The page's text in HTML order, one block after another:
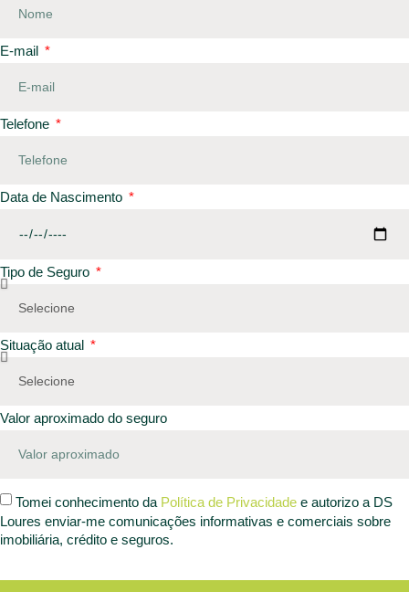
E-mail
Telefone
Data de Nascimento
Tipo de Seguro
Situação atual
Valor aproximado do seguro
Tomei conhecimento da Política de Privacidade e autorizo a DS
Loures enviar-me comunicações informativas e comerciais sobre
imobiliária, crédito e seguros.